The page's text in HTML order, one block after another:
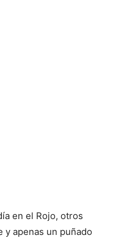
en el Rojo, otros
y apenas un puñado